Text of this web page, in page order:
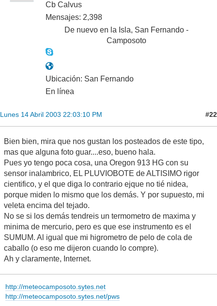
Cb Calvus
Mensajes: 2,398
De nuevo en la Isla, San Fernando -
Camposoto
Ubicación: San Fernando
En línea
Lunes 14 Abril 2003 22:03:10 PM #22
Bien bien, mira que nos gustan los posteados de este tipo,
mas que alguna foto guar....eso, bueno hala.
Pues yo tengo poca cosa, una Oregon 913 HG con su
sensor inalambrico, EL PLUVIOBOTE de ALTISIMO rigor
cientifico, y el que diga lo contrario ejque no tié nidea,
porque miden lo mismo que los demás. Y por supuesto, mi
veleta encima del tejado.
No se si los demás tendreis un termometro de maxima y
minima de mercurio, pero es que ese instrumento es el
SUMUM. Al igual que mi higrometro de pelo de cola de
caballo (o eso me dijeron cuando lo compre).
Ah y claramente, Internet.
http://meteocamposoto.sytes.net
http://meteocamposoto.sytes.net/pws